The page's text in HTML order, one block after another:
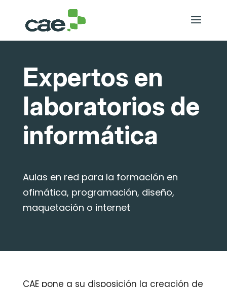
Expertos en
laboratorios de
informática
Aulas en red para la formación en
ofimática, programación, diseño,
maquetación o internet
CAE pone a su disposición la creación de